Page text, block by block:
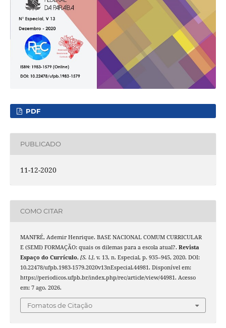
PDF
PUBLICADO
11-12-2020
COMO CITAR
MANFRÉ, Ademir Henrique. BASE NACIONAL COMUM CURRICULAR
E (SEMI) FORMAÇÃO: quais os dilemas para a escola atual?. Revista
Espaço do Currículo, [S. l.], v. 13, n. Especial, p. 935–945, 2020. DOI:
10.22478/ufpb.1983-1579.2020v13nEspecial.44981. Disponível em:
https://periodicos.ufpb.br/index.php/rec/article/view/44981. Acesso
em: 7 ago. 2026.
Fomatos de Citação